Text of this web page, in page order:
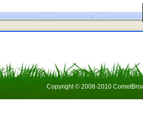
Copyright © 2008-2010